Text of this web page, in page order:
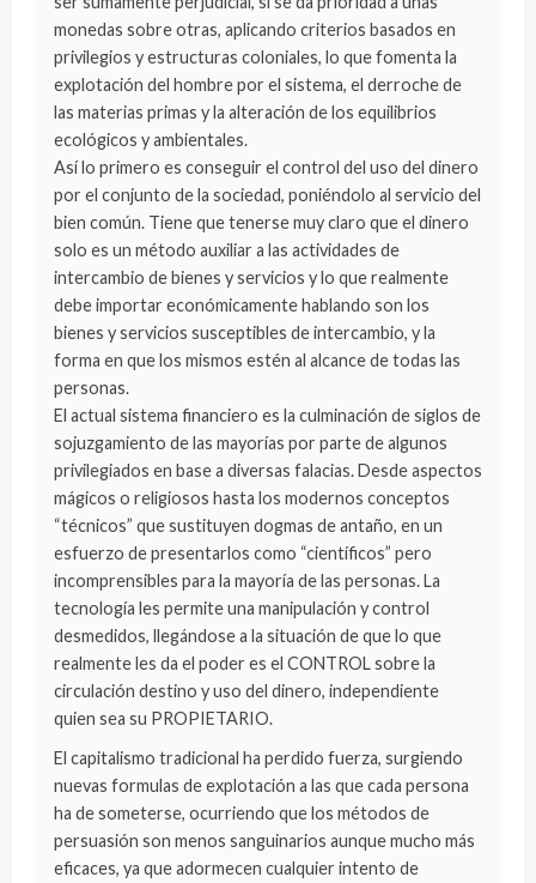
monedas sobre otras, aplicando criterios basados en
privilegios y estructuras coloniales, lo que fomenta la
explotación del hombre por el sistema, el derroche de
las materias primas y la alteración de los equilibrios
ecológicos y ambientales.
Así lo primero es conseguir el control del uso del dinero
por el conjunto de la sociedad, poniéndolo al servicio del
bien común. Tiene que tenerse muy claro que el dinero
solo es un método auxiliar a las actividades de
intercambio de bienes y servicios y lo que realmente
debe importar económicamente hablando son los
bienes y servicios susceptibles de intercambio, y la
forma en que los mismos estén al alcance de todas las
personas.
El actual sistema financiero es la culminación de siglos de
sojuzgamiento de las mayorías por parte de algunos
privilegiados en base a diversas falacias. Desde aspectos
mágicos o religiosos hasta los modernos conceptos
“técnicos” que sustituyen dogmas de antaño, en un
esfuerzo de presentarlos como “científicos” pero
incomprensibles para la mayoría de las personas. La
tecnología les permite una manipulación y control
desmedidos, llegándose a la situación de que lo que
realmente les da el poder es el CONTROL sobre la
circulación destino y uso del dinero, independiente
quien sea su PROPIETARIO.
El capitalismo tradicional ha perdido fuerza, surgiendo
nuevas formulas de explotación a las que cada persona
ha de someterse, ocurriendo que los métodos de
persuasión son menos sanguinarios aunque mucho más
eficaces, ya que adormecen cualquier intento de